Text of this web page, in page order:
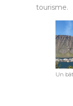
tourisme.
Un